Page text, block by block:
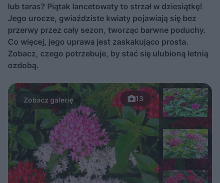
lub taras? Piątak lancetowaty to strzał w dziesiątkę!
Jego urocze, gwiaździste kwiaty pojawiają się bez
przerwy przez cały sezon, tworząc barwne poduchy.
Co więcej, jego uprawa jest zaskakująco prosta.
Zobacz, czego potrzebuje, by stać się ulubioną letnią
ozdobą.
13